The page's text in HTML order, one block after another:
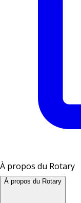
À propos du Rotary
À propos du Rotary